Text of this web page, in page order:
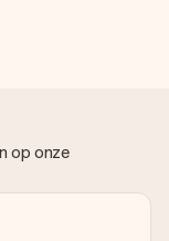
op onze